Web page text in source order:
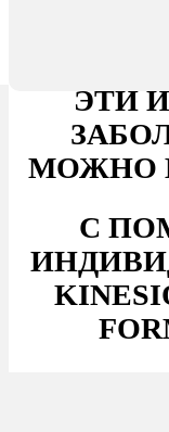
ЭТИ
МОЖНО
С